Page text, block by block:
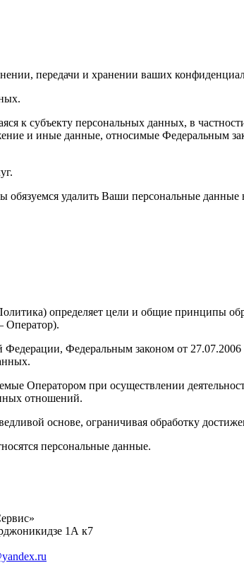
передачи и хранении ваших
к субъекту персональных данных, в
и иные данные, относимые Федеральным
удалить Ваши персональные
определяет цели и общие принципы
Оператор).
Федерации, Федеральным законом от
Оператором при осуществлении
отношений.
основе, ограничивая обработку
персональные данные.
1А к7